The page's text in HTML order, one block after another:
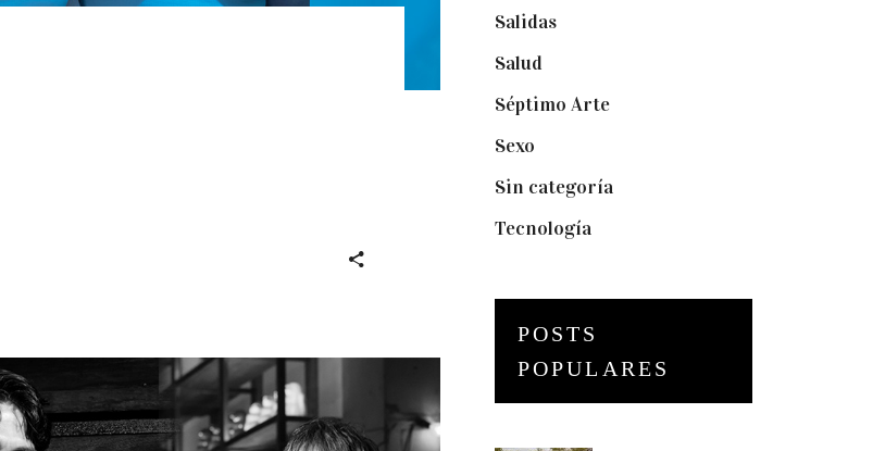
Salidas(16)
Salud
Séptimo Arte(40)
Sexo
Sin categoría(2)
Tecnología(3)
POSTS
POPULARES